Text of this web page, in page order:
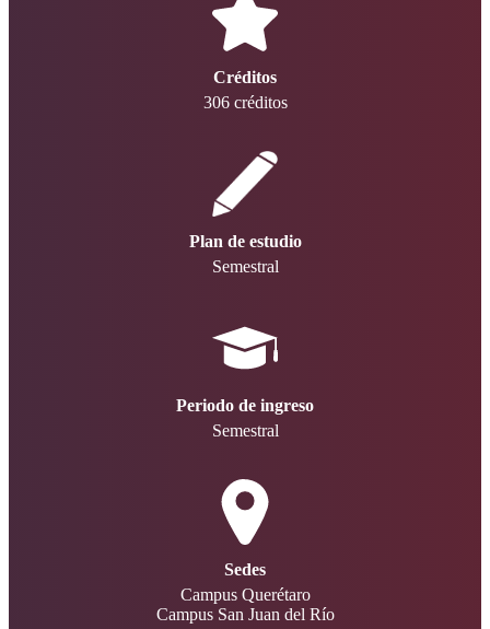
Créditos
306 créditos
Plan de estudio
Semestral
Periodo de ingreso
Semestral
Sedes
Campus Querétaro
Campus San Juan del Río